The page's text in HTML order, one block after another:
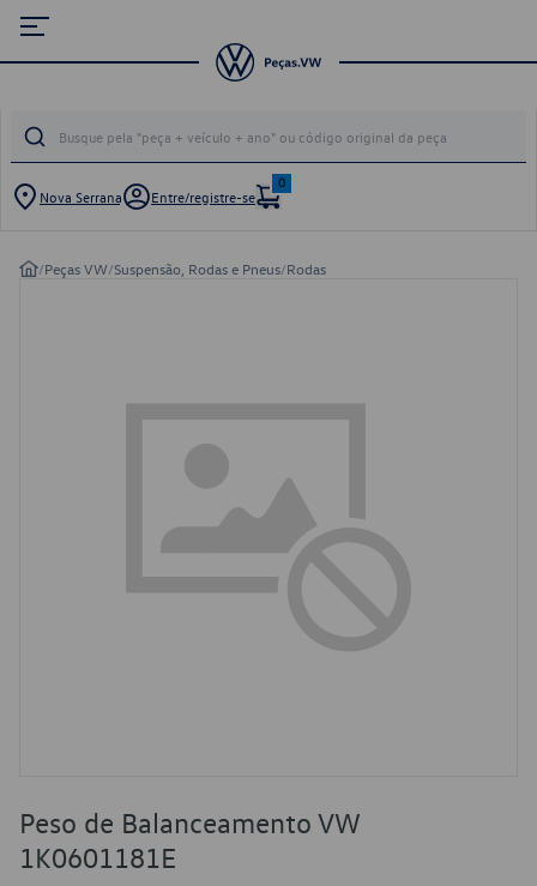
Nova Serrana Entre/registre-se
0
/Peças VW/Suspensão, Rodas e Pneus/Rodas
Peso de Balanceamento VW
1K0601181E